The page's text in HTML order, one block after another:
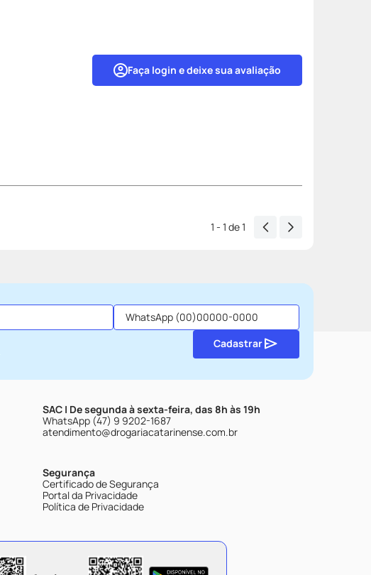
Faça login e deixe sua avaliação
1 - 1 de1
Cadastrar
SAC | De segunda à sexta-feira, das 8h às 19h
WhatsApp (47) 9 9202-1687
atendimento@drogariacatarinense.com.br
Segurança
Certificado de Segurança
Portal da Privacidade
Política de Privacidade